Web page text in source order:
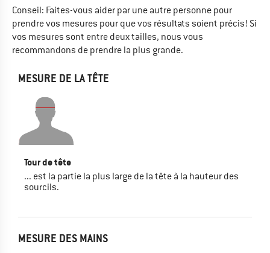
Conseil: Faites-vous aider par une autre personne pour
prendre vos mesures pour que vos résultats soient précis! Si
vos mesures sont entre deux tailles, nous vous
recommandons de prendre la plus grande.
MESURE DE LA TÊTE
Tour de tête
... est la partie la plus large de la tête à la hauteur des
sourcils.
MESURE DES MAINS